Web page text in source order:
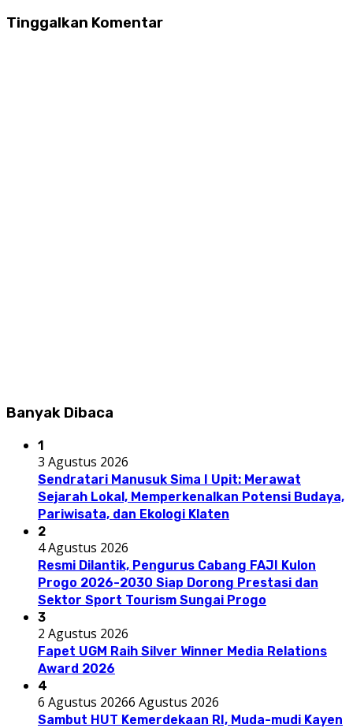
Tinggalkan Komentar
Banyak Dibaca
1
3 Agustus 2026
Sendratari Manusuk Sima I Upit: Merawat
Sejarah Lokal, Memperkenalkan Potensi Budaya,
Pariwisata, dan Ekologi Klaten
2
4 Agustus 2026
Resmi Dilantik, Pengurus Cabang FAJI Kulon
Progo 2026-2030 Siap Dorong Prestasi dan
Sektor Sport Tourism Sungai Progo
3
2 Agustus 2026
Fapet UGM Raih Silver Winner Media Relations
Award 2026
4
6 Agustus 20266 Agustus 2026
Sambut HUT Kemerdekaan RI, Muda-mudi Kayen